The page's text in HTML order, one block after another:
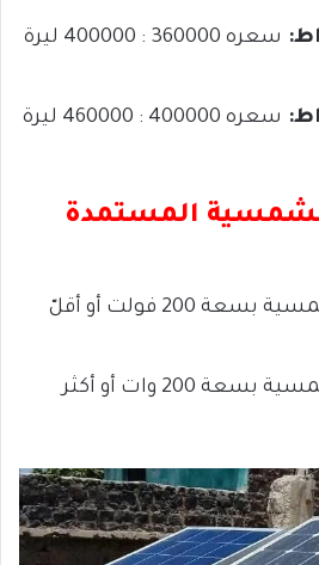
سعره 360000 : 400000
ليرة
سعره 400000 : 460000
ليرة
المستمدة
بسعة 200 فولت أو أقلّ
بسعة 200 وات أو أكثر